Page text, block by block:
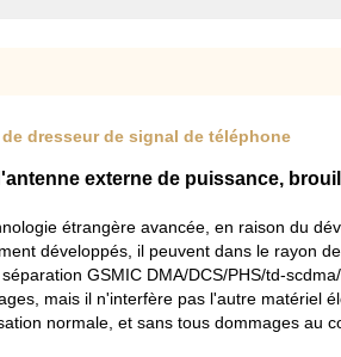
dresseur de signal de téléphone
externe de puissance,
étrangère avancée, en raison du
développés, il peuvent dans le rayon
GSMIC DMA/DCS/PHS/td-
mais il n'interfère pas l'autre matériel
normale, et sans tous dommages au